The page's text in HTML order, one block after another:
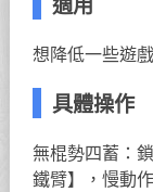
適用
想降低一些遊
具體操作
無棍勢四蓄：
鐵臂】，慢動